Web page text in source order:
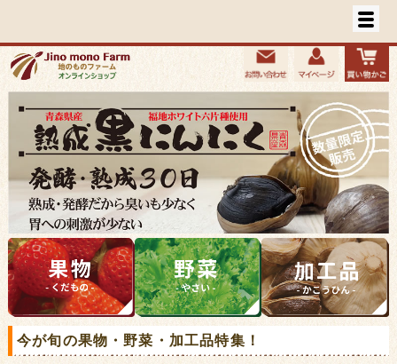
今が旬の果物・野菜・加工品特集！